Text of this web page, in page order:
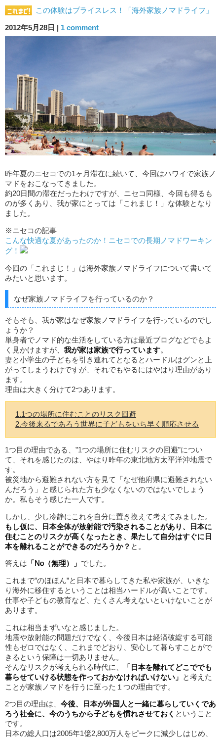
この体験はプライスレス！「海外家族ノマドライフ」
2012年5月28日 | 1 comment
昨年夏のニセコでの1ヶ月滞在に続いて、今回はハワイで家族ノ
マドをおこなってきました。
約20日間の滞在だったわけですが、ニセコ同様、今回も得るも
のが多くあり、我が家にとっては「これまじ！」な体験となり
ました。
※ニセコの記事
こんな快適な夏があったのか！ニセコでの長期ノマドワーキン
グ！
今回の「これまじ！」は海外家族ノマドライフについて書いて
みたいと思います。
なぜ家族ノマドライフを行っているのか？
そもそも、我が家はなぜ家族ノマドライフを行っているのでし
ょうか？
単身者でノマド的な生活をしている方は最近ブログなどでもよ
く見かけますが、 我が家は家族で行っています。
妻と小学生の子どもを引き連れてとなるとハードルはグンと上
がってしまうわけですが、それでもやるにはやはり理由があり
ます。
理由は大きく分けて2つあります。
1.1つの場所に住むことのリスク回避
2.今後来るであろう世界に子どもをいち早く順応させる
1つ目の理由である、”1つの場所に住むリスクの回避”につい
て、それを感じたのは、やはり昨年の東北地方太平洋沖地震で
す。
被災地から避難されない方を見て「なぜ他府県に避難されない
んだろう」と感じられた方も少なくないのではないでしょう
か。私もそう感じた一人です。
しかし、少し冷静にこれを自分に置き換えて考えてみました。
もし仮に、日本全体が放射能で汚染されることがあり、日本に
住むことのリスクが高くなったとき、果たして自分はすぐに日
本を離れることができるのだろうか？ と。
答えは 「No（無理）」 でした。
これまで”のほほん”と日本で暮らしてきた私や家族が、いきな
り海外に移住するということは相当ハードルが高いことです。
仕事や子どもの教育など、たくさん考えないといけないことが
あります。
これは相当まずいなと感じました。
地震や放射能の問題だけでなく、今後日本は経済破綻する可能
性もゼロではなく、これまでどおり、安心して暮らすことがで
きるという保障は一切ありません。
そんなリスクが考えられる時代に、
「日本を離れてどこででも
暮らせていける状態を作っておかなければいけない」
と考えた
ことが家族ノマドを行うに至った１つの理由です。
2つ目の理由は、 今後、日本が外国人と一緒に暮らしていくであ
ろう社会に、今のうちから子どもを慣れさせておく ということ
です。
日本の総人口は2005年1億2,800万人をピークに減少しはじめ、